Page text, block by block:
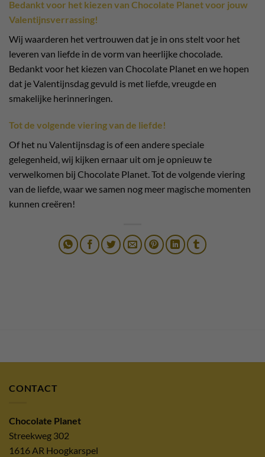
Bedankt voor het kiezen van Chocolate Planet voor jouw
Valentijnsverrassing!
Wij waarderen het vertrouwen dat je in ons stelt voor het
leveren van liefde in de vorm van heerlijke chocolade.
Bedankt voor het kiezen van Chocolate Planet en we hopen
dat je Valentijnsdag gevuld is met liefde, vreugde en
smakelijke herinneringen.
Tot de volgende viering van de liefde!
Of het nu Valentijnsdag is of een andere speciale
gelegenheid, wij kijken ernaar uit om je opnieuw te
verwelkomen bij Chocolate Planet. Tot de volgende viering
van de liefde, waar we samen nog meer magische momenten
kunnen creëren!
CONTACT
Chocolate Planet
Streekweg 302
1616 AR Hoogkarspel